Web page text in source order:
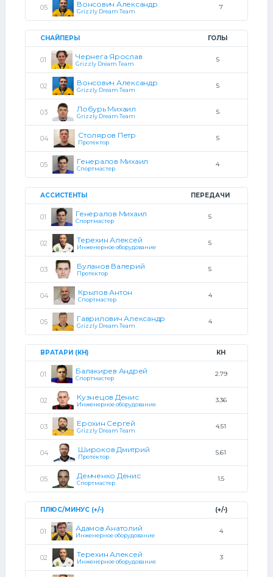
Вонсович Александр
Grizzly Dream Team
7
СНАЙПЕРЫ ГОЛЫ
Чернега Ярослав
Grizzly Dream Team
5
Вонсович Александр
Grizzly Dream Team
5
Лобурь Михаил
Grizzly Dream Team
5
Столяров Петр
Протектор
5
Генералов Михаил
Спортмастер
4
АССИСТЕНТЫ ПЕРЕДАЧИ
Генералов Михаил
Спортмастер
5
Терехин Алексей
Инженерное оборудование
5
Буланов Валерий
Протектор
5
Крылов Антон
Спортмастер
4
Гаврилович Александр
Grizzly Dream Team
4
ВРАТАРИ (КН) КН
Балакирев Андрей
Спортмастер
2.79
Кузнецов Денис
Инженерное оборудование
3.36
Ерохин Сергей
Grizzly Dream Team
4.51
Широков Дмитрий
Протектор
5.61
Демченко Денис
Спортмастер
1.5
ПЛЮС/МИНУС (+/-) (+/-)
Адамов Анатолий
Инженерное оборудование
4
Терехин Алексей
Инженерное оборудование
3